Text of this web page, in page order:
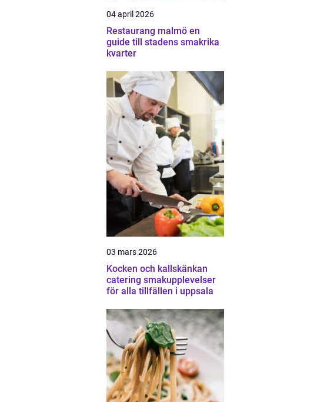
04 april 2026
Restaurang malmö en
guide till stadens smakrika
kvarter
03 mars 2026
Kocken och kallskänkan
catering smakupplevelser
för alla tillfällen i uppsala